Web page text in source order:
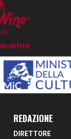
REDAZIONE
DIRETTORE